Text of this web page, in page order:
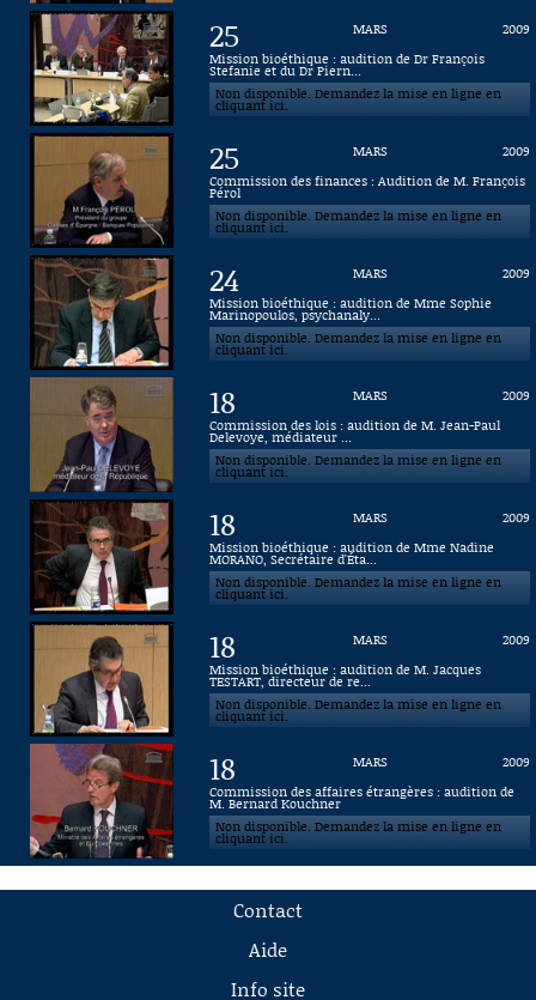
Autres
25 MARS
2009
Mission bioéthique : audition de Dr François
Stefanie et du Dr Piern...
Non disponible. Demandez la mise en ligne en
cliquant ici.
25 MARS
2009
Commission des finances : Audition de M. François
Pérol
Non disponible. Demandez la mise en ligne en
cliquant ici.
24 MARS
2009
Mission bioéthique : audition de Mme Sophie
Marinopoulos, psychanaly...
Non disponible. Demandez la mise en ligne en
cliquant ici.
18 MARS
2009
Commission des lois : audition de M. Jean-Paul
Delevoye, médiateur ...
Non disponible. Demandez la mise en ligne en
cliquant ici.
18 MARS
2009
Mission bioéthique : audition de Mme Nadine
MORANO, Secrétaire d'Éta...
Non disponible. Demandez la mise en ligne en
cliquant ici.
18 MARS
2009
Mission bioéthique : audition de M. Jacques
TESTART, directeur de re...
Non disponible. Demandez la mise en ligne en
cliquant ici.
18 MARS
2009
Commission des affaires étrangères : audition de
M. Bernard Kouchner
Non disponible. Demandez la mise en ligne en
cliquant ici.
Contact
Aide
Info site